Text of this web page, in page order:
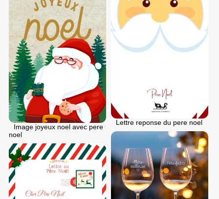
Image joyeux noel avec pere
noel
Lettre reponse du pere noel